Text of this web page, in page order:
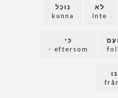
לֹא
inte
נוּכַל
kunna
כִּי
eftersom -